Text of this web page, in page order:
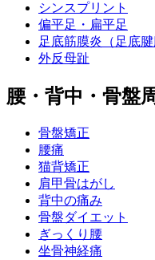
シンスプリント
偏平足・扁平足
足底筋膜炎（足底腱
外反母趾
腰・背中・骨盤
骨盤矯正
腰痛
猫背矯正
肩甲骨はがし
背中の痛み
骨盤ダイエット
ぎっくり腰
坐骨神経痛